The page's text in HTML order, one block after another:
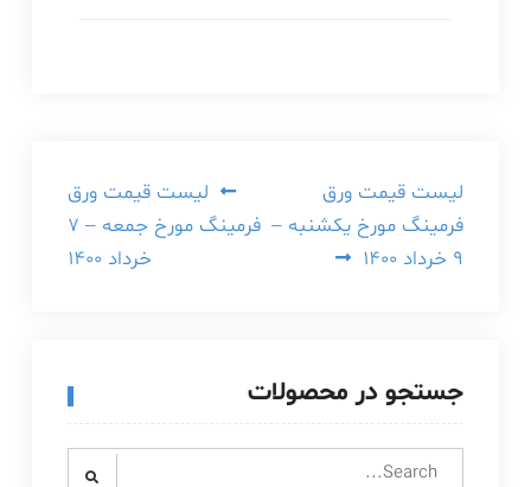
راهبری
نوشته
لیست قیمت ورق
فرمینگ مورخ جمعه – ۷
خرداد ۱۴۰۰
لیست قیمت ورق
فرمینگ مورخ یکشنبه –
۹ خرداد ۱۴۰۰
جستجو در محصولات
Search